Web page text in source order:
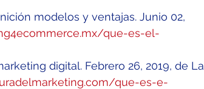
modelos y ventajas. Junio 02,
que-es-el-
digital. Febrero 26, 2019, de La
que-es-e-